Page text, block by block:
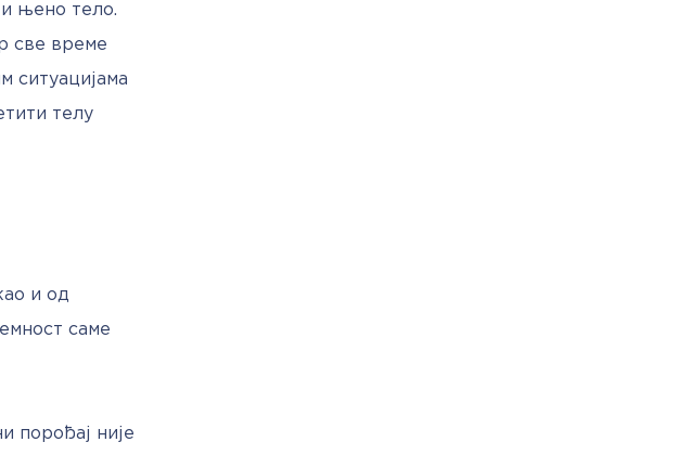
њено тело.
све време
ситуацијама
телу
и од
саме
порођај није